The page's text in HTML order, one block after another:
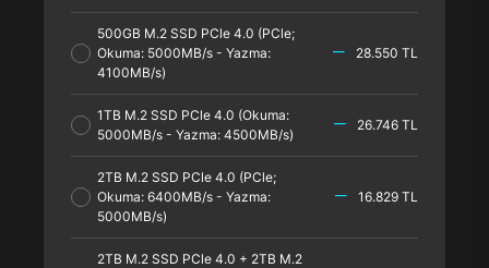
500GB M.2 SSD PCle 4.0 (PCle;
Okuma: 5000MB/s - Yazma:
4100MB/s)
28.550 TL
1TB M.2 SSD PCle 4.0 (Okuma:
5000MB/s - Yazma: 4500MB/s)
26.746 TL
2TB M.2 SSD PCle 4.0 (PCle;
Okuma: 6400MB/s - Yazma:
5000MB/s)
16.829 TL
2TB M.2 SSD PCle 4.0 + 2TB M.2